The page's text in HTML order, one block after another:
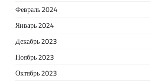
Февраль 2024
Январь 2024
Декабрь 2023
Ноябрь 2023
Октябрь 2023